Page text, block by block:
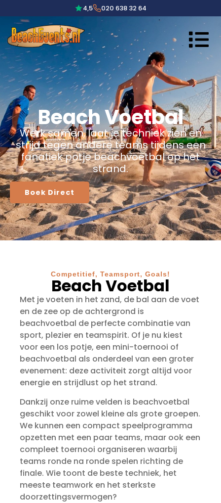
4,5 020 638 32 64
Beach Voetbal
Werk samen, laat je techniek zien en
strijd tegen andere teams tijdens een
fanatiek potje beachvoetbal op het
strand.
Boek Direct
Competitief, Teamsport, Goals!
Beach Voetbal
Met je voeten in het zand, de bal aan de voet
en de zee op de achtergrond is
beachvoetbal de perfecte combinatie van
sport, plezier en teamspirit. Of je nu kiest
voor een los potje, een mini-toernooi of
beachvoetbal als onderdeel van een groter
evenement: deze activiteit zorgt altijd voor
energie en strijdlust op het strand.
Dankzij onze ruime velden is beachvoetbal
geschikt voor zowel kleine als grote groepen.
We kunnen een compact speelprogramma
opzetten met een paar teams, maar ook een
compleet toernooi organiseren waarbij
teams ronde na ronde spelen richting de
finale. Wie toont de beste techniek, het
meeste teamwork en het sterkste
doorzettingsvermogen?